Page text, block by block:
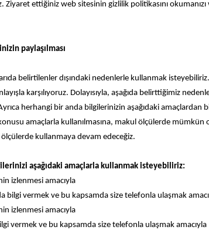
Ziyaret ettiğiniz web sitesinin gizlilik politikasını
paylaşılması
belirtilenler dışındaki nedenlerle kullanmak
karşılıyoruz. Dolayısıyla, aşağıda belirttiğimiz
herhangi bir anda bilgilerinizin aşağıdaki
amaçlarla kullanılmasına, makul ölçülerde
kullanmaya devam edeceğiz.
aşağıdaki amaçlarla kullanmak isteyebiliriz:
izlenmesi amacıyla
bilgi vermek ve bu kapsamda size telefonla ulaşmak
izlenmesi amacıyla
vermek ve bu kapsamda size telefonla ulaşmak amacıyla